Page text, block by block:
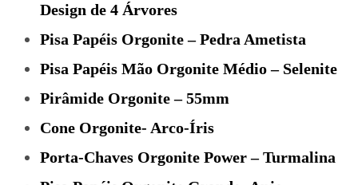
Design de 4 Árvores
Pisa Papéis Orgonite – Pedra Ametista
Pisa Papéis Mão Orgonite Médio – Selenite
Pirâmide Orgonite – 55mm
Cone Orgonite- Arco-Íris
Porta-Chaves Orgonite Power – Turmalina